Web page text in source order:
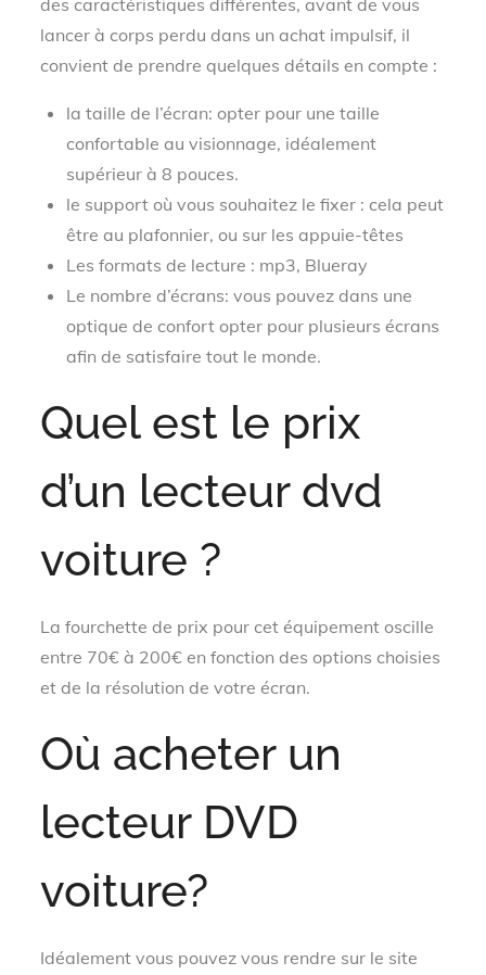
lancer à corps perdu dans un achat impulsif, il
convient de prendre quelques détails en compte :
la taille de l’écran: opter pour une taille
confortable au visionnage, idéalement
supérieur à 8 pouces.
le support où vous souhaitez le fixer : cela peut
être au plafonnier, ou sur les appuie-têtes
Les formats de lecture : mp3, Blueray
Le nombre d’écrans: vous pouvez dans une
optique de confort opter pour plusieurs écrans
afin de satisfaire tout le monde.
Quel est le prix
d’un lecteur dvd
voiture ?
La fourchette de prix pour cet équipement oscille
entre 70€ à 200€ en fonction des options choisies
et de la résolution de votre écran.
Où acheter un
lecteur DVD
voiture?
Idéalement vous pouvez vous rendre sur le site